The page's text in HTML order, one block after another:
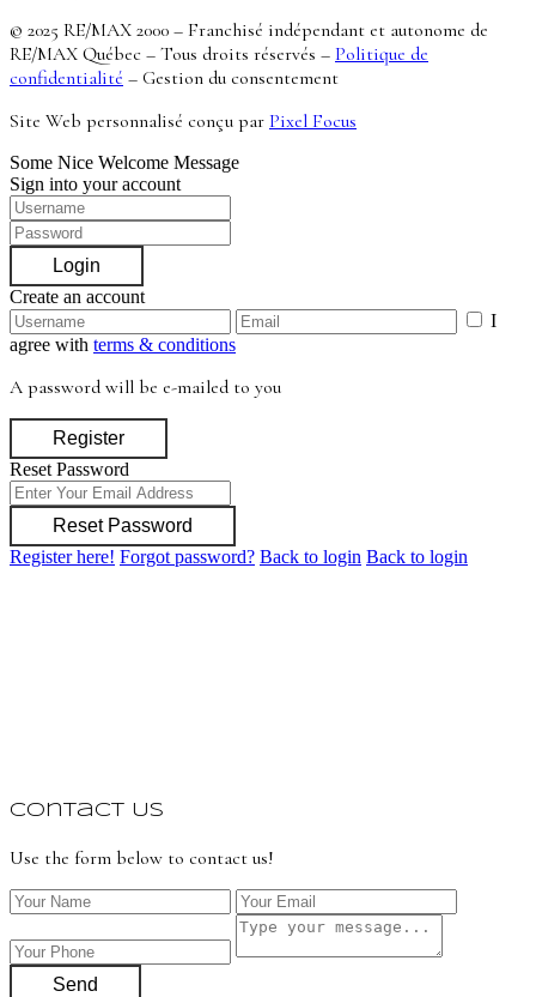
© 2025 RE/MAX 2000 – Franchisé indépendant et autonome de
RE/MAX Québec – Tous droits réservés – Politique de
confidentialité – Gestion du consentement
Site Web personnalisé conçu par Pixel Focus
Some Nice Welcome Message
Sign into your account
Login
Create an account
I
agree with terms & conditions
A password will be e-mailed to you
Register
Reset Password
Reset Password
Register here! Forgot password? Back to login Back to login
Contact Us
Use the form below to contact us!
Send